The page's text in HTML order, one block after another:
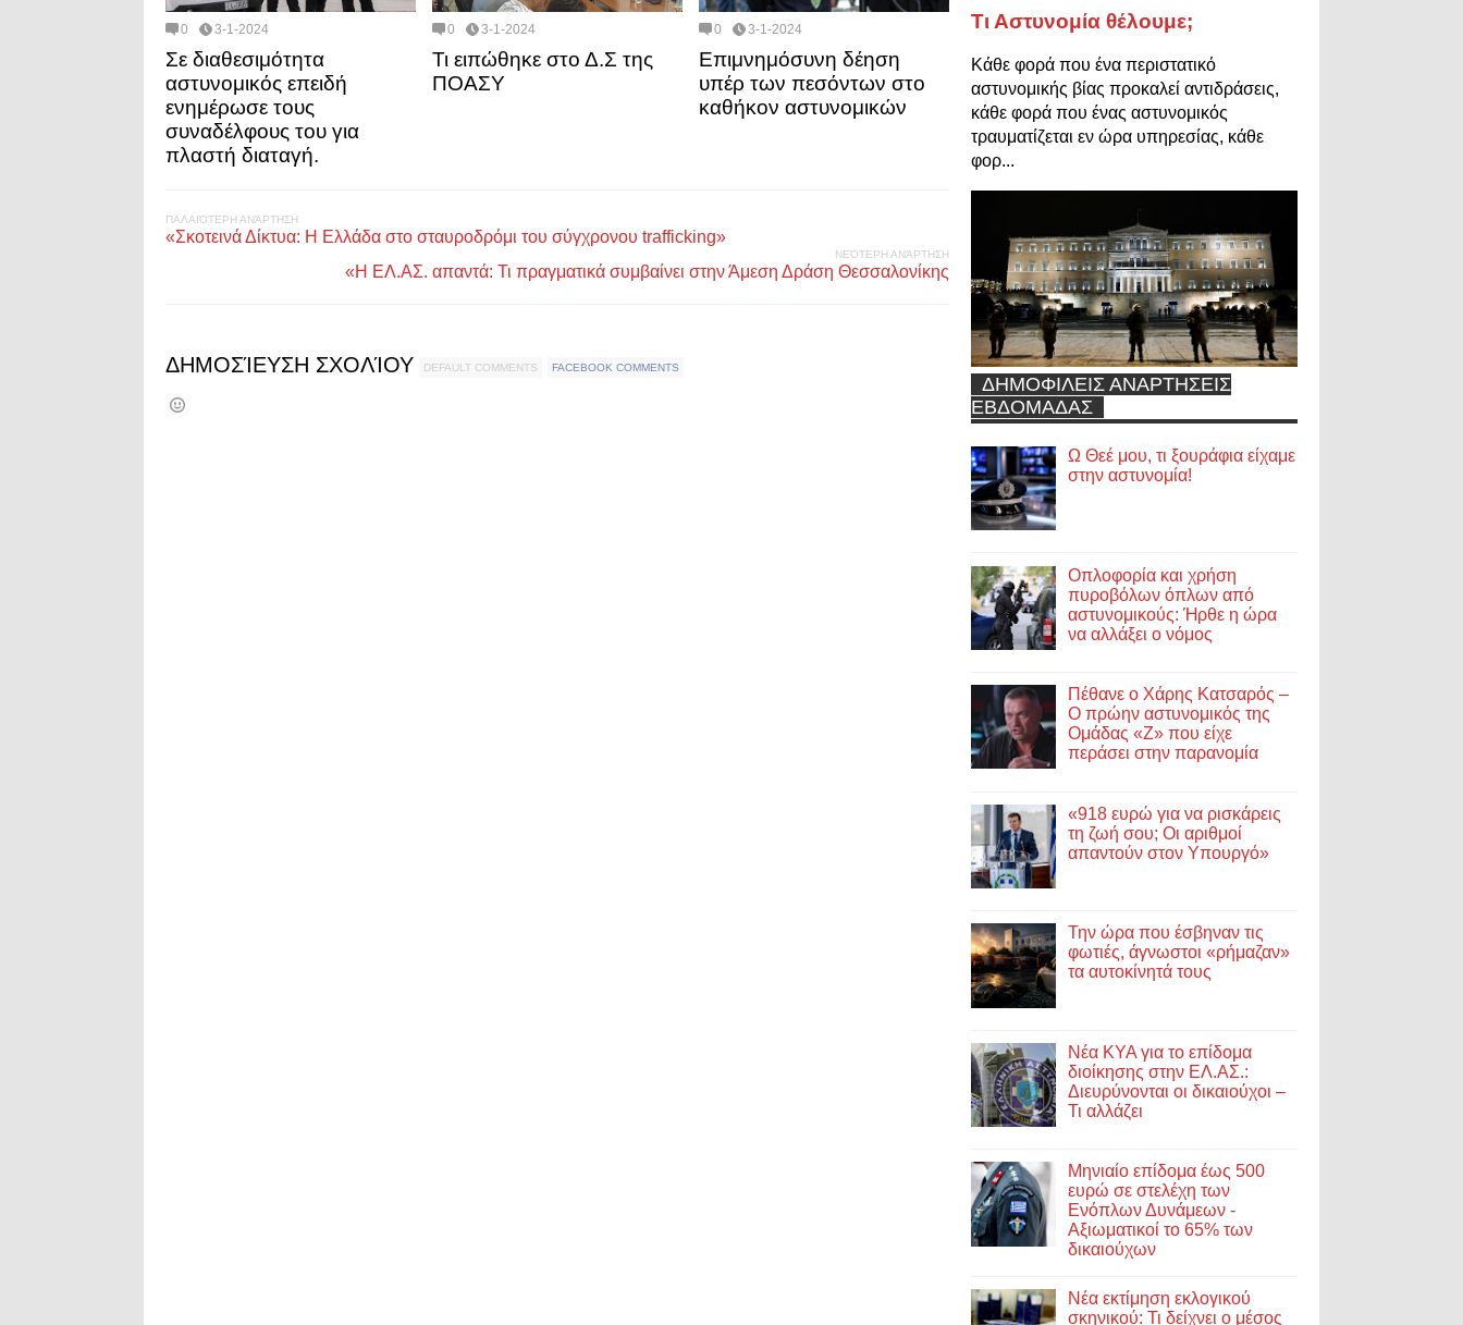
0 3-1-2024
Σε διαθεσιμότητα
αστυνομικός επειδή
ενημέρωσε τους
συναδέλφους του για
πλαστή διαταγή.
0 3-1-2024
Τι ειπώθηκε στο Δ.Σ της
ΠΟΑΣΥ
0 3-1-2024
Επιμνημόσυνη δέηση
υπέρ των πεσόντων στο
καθήκον αστυνομικών
ΠΑΛΑΙΌΤΕΡΗ ΑΝΆΡΤΗΣΗ
«Σκοτεινά Δίκτυα: Η Ελλάδα στο σταυροδρόμι του σύγχρονου trafficking»
ΝΕΌΤΕΡΗ ΑΝΆΡΤΗΣΗ
«Η ΕΛ.ΑΣ. απαντά: Τι πραγματικά συμβαίνει στην Άμεση Δράση Θεσσαλονίκης
ΔΗΜΟΣΊΕΥΣΗ ΣΧΟΛΊΟΥ DEFAULT COMMENTS FACEBOOK COMMENTS
Τι Αστυνομία θέλουμε;
Κάθε φορά που ένα περιστατικό
αστυνομικής βίας προκαλεί αντιδράσεις,
κάθε φορά που ένας αστυνομικός
τραυματίζεται εν ώρα υπηρεσίας, κάθε
φορ...
ΔΗΜΟΦΙΛΕΙΣ ΑΝΑΡΤΗΣΕΙΣ
ΕΒΔΟΜΑΔΑΣ
Ω Θεέ μου, τι ξουράφια είχαμε
στην αστυνομία!
Οπλοφορία και χρήση
πυροβόλων όπλων από
αστυνομικούς: Ήρθε η ώρα
να αλλάξει ο νόμος
Πέθανε ο Χάρης Κατσαρός –
Ο πρώην αστυνομικός της
Ομάδας «Ζ» που είχε
περάσει στην παρανομία
«918 ευρώ για να ρισκάρεις
τη ζωή σου; Οι αριθμοί
απαντούν στον Υπουργό»
Την ώρα που έσβηναν τις
φωτιές, άγνωστοι «ρήμαζαν»
τα αυτοκίνητά τους
Νέα ΚΥΑ για το επίδομα
διοίκησης στην ΕΛ.ΑΣ.:
Διευρύνονται οι δικαιούχοι –
Τι αλλάζει
Μηνιαίο επίδομα έως 500
ευρώ σε στελέχη των
Ενόπλων Δυνάμεων -
Αξιωματικοί το 65% των
δικαιούχων
Νέα εκτίμηση εκλογικού
σκηνικού: Τι δείχνει ο μέσος